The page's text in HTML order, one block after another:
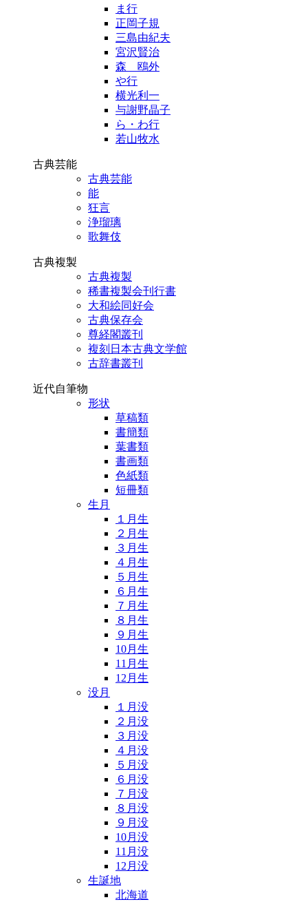
ま行
正岡子規
三島由紀夫
宮沢賢治
森 鴎外
や行
横光利一
与謝野晶子
ら・わ行
若山牧水
古典芸能
古典芸能
能
狂言
浄瑠璃
歌舞伎
古典複製
古典複製
稀書複製会刊行書
大和絵同好会
古典保存会
尊経閣叢刊
複刻日本古典文学館
古辞書叢刊
近代自筆物
形状
草稿類
書簡類
葉書類
書画類
色紙類
短冊類
生月
１月生
２月生
３月生
４月生
５月生
６月生
７月生
８月生
９月生
10月生
11月生
12月生
没月
１月没
２月没
３月没
４月没
５月没
６月没
７月没
８月没
９月没
10月没
11月没
12月没
生誕地
北海道